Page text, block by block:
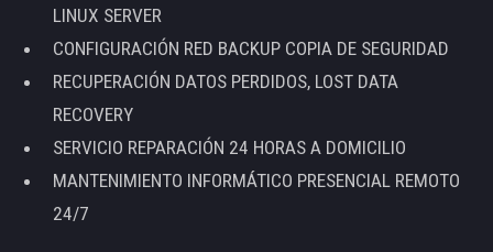
LINUX SERVER
CONFIGURACIÓN RED BACKUP COPIA DE SEGURIDAD
RECUPERACIÓN DATOS PERDIDOS, LOST DATA
RECOVERY
SERVICIO REPARACIÓN 24 HORAS A DOMICILIO
MANTENIMIENTO INFORMÁTICO PRESENCIAL REMOTO
24/7